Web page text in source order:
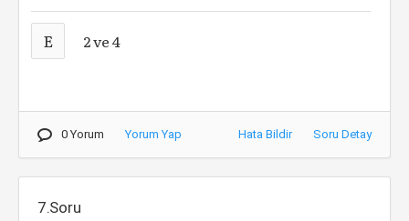
E 2 ve 4
0 Yorum Yorum Yap Hata Bildir Soru Detay
7.Soru